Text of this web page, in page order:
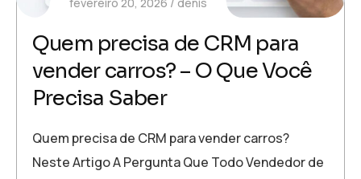
Quem precisa de CRM para
vender carros? – O Que Você
Precisa Saber
Quem precisa de CRM para vender carros?
Neste Artigo A Pergunta Que Todo Vendedor de